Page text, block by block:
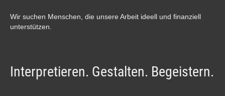
Wir suchen Menschen, die unsere Arbeit ideell und finanziell
unterstützen.
Interpretieren. Gestalten. Begeistern.